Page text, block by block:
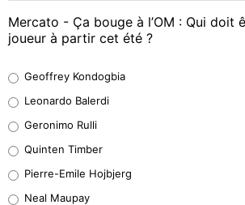
Mercato - Ça bouge à l’OM : Qui doit
joueur à partir cet été ?
38%
32%
4%
Geoffrey Kondogbia
Leonardo Balerdi
Geronimo Rulli
Quinten Timber
Pierre-Emile Hojbjerg
Neal Maupay